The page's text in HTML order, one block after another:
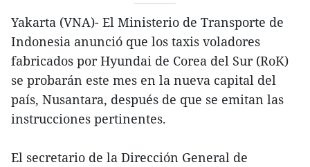
Yakarta (VNA)- El Ministerio de Transporte de
Indonesia anunció que los taxis voladores
fabricados por Hyundai de Corea del Sur (RoK)
se probarán este mes en la nueva capital del
país, Nusantara, después de que se emitan las
instrucciones pertinentes.
El secretario de la Dirección General de